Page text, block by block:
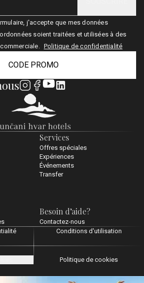
Services
Offres spéciales
Expériences
Événements
Transfer
Besoin d’aide?
Contactez-nous
j'accepte que mes données
soient traitées et utilisées à des
Politique de confidentialité
CODE PROMO
Conditions d'utilisation
Politique de cookies